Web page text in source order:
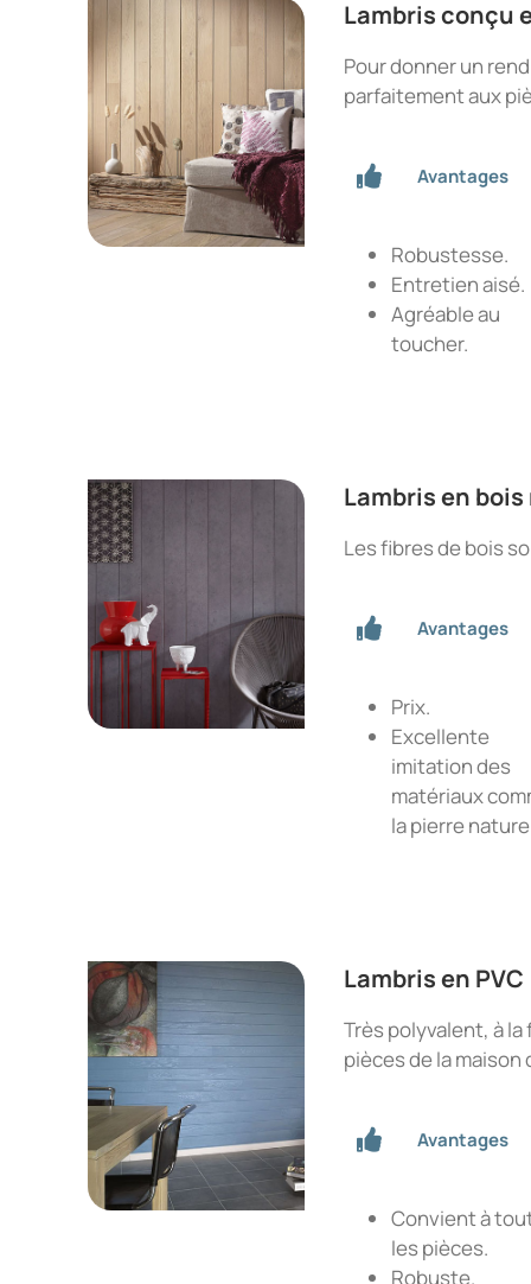
Lambris conçu
Pour donner un
parfaitement aux
Avantages
Robustesse.
Entretien aisé.
Agréable au
toucher.
Lambris en
Les fibres de bois
Avantages
Prix.
Excellente
imitation des
matériaux
la pierre
Lambris en PVC
Très polyvalent, à
pièces de la
Avantages
Convient à
les pièces.
Robuste.